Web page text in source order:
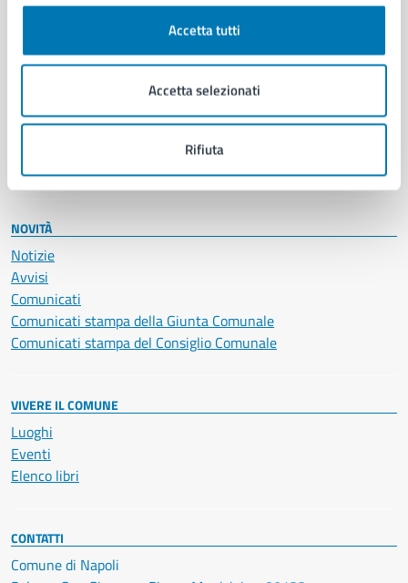
Accetta tutti
Accetta selezionati
Rifiuta
Cultura e tempo libero
Educazione e formazione
Salute, benessere e assistenza
NOVITÀ
Notizie
Avvisi
Comunicati
Comunicati stampa della Giunta Comunale
Comunicati stampa del Consiglio Comunale
VIVERE IL COMUNE
Luoghi
Eventi
Elenco libri
CONTATTI
Comune di Napoli